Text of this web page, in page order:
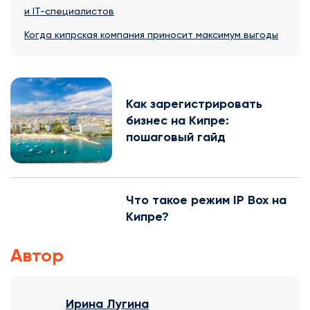
и IT-специалистов
Когда кипрская компания приносит максимум выгоды
Как зарегистрировать
бизнес на Кипре:
пошаговый гайд
Что такое режим IP Box на
Кипре?
Автор
Ирина Лугина